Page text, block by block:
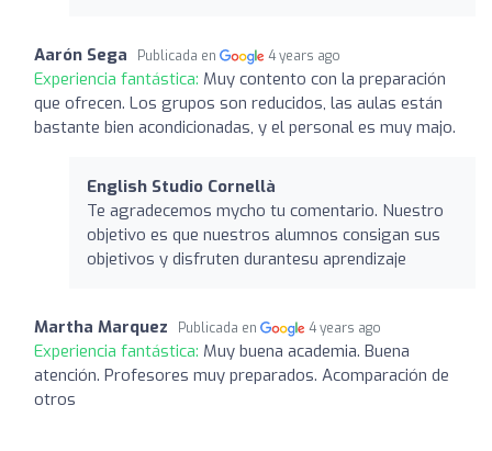
Aarón Sega Publicada en 4 years ago
Experiencia fantástica: Muy contento con la preparación
que ofrecen. Los grupos son reducidos, las aulas están
bastante bien acondicionadas, y el personal es muy majo.
English Studio Cornellà
Te agradecemos mycho tu comentario. Nuestro
objetivo es que nuestros alumnos consigan sus
objetivos y disfruten durantesu aprendizaje
Martha Marquez Publicada en 4 years ago
Experiencia fantástica: Muy buena academia. Buena
atención. Profesores muy preparados. Acomparación de
otros